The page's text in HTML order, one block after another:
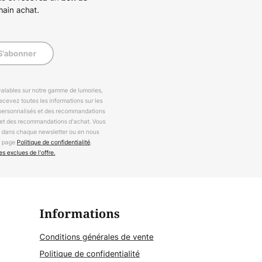
achat.
sur notre gamme de lumories,
toutes les informations sur les
et des recommandations
des recommandations d'achat. Vous
chaque newsletter ou en nous
page Politique de confidentialité.
exclues de l'offre.
Informations
Conditions générales de vente
Politique de confidentialité